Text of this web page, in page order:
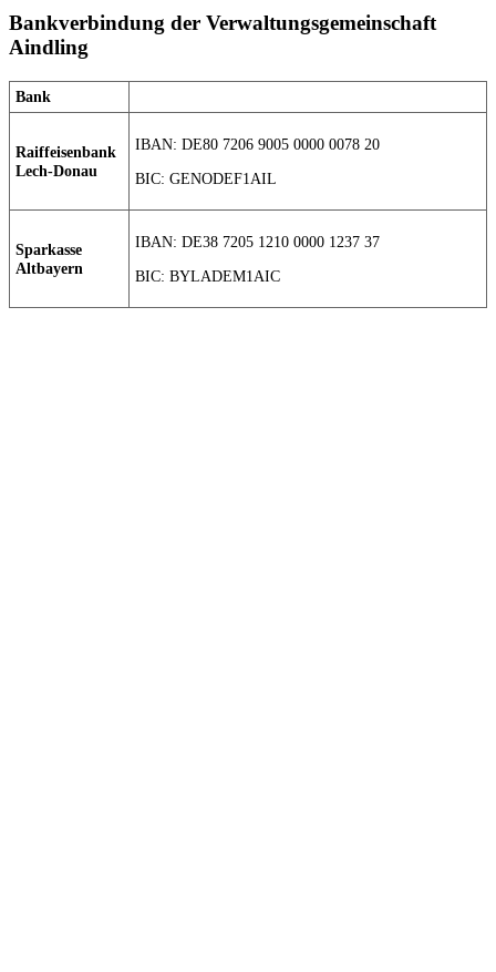
Bankverbindung der Verwaltungsgemeinschaft
Aindling
Bank
Raiffeisenbank
Lech-Donau
IBAN: DE80 7206 9005 0000 0078 20
BIC: GENODEF1AIL
Sparkasse
Altbayern
IBAN: DE38 7205 1210 0000 1237 37
BIC: BYLADEM1AIC